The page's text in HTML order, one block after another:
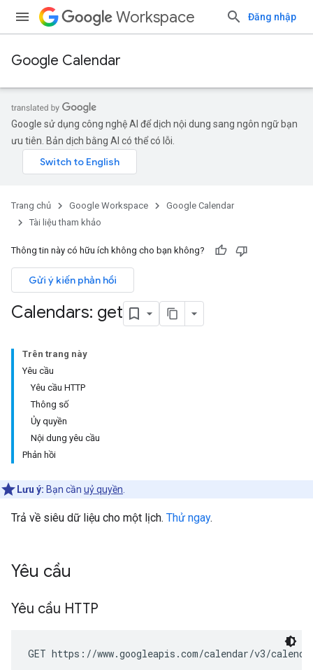
Workspace Đăng nhập
Google Calendar
Google sử dụng công nghệ AI để dịch nội dung sang ngôn ngữ bạn
ưu tiên. Bản dịch bằng AI có thể có lỗi.
Trang chủ Google Workspace
Google Calendar
Tài liệu tham khảo
Thông tin này có hữu ích không cho bạn không?
Gửi ý kiến phản hồi
Calendars: get
Trên trang này
Yêu cầu
Yêu cầu HTTP
Thông số
Ủy quyền
Nội dung yêu cầu
Phản hồi
Lưu ý: Bạn cần uỷ quyền
Trả về siêu dữ liệu cho một lịch. Thử ngay.
Yêu cầu
Yêu cầu HTTP
GET https://www.googleapis.com/calendar/v3/